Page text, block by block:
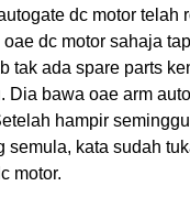
dc motor telah
dc motor sahaja
tak ada spare parts
Dia bawa oae arm
hampir
semula, kata sudah
motor.